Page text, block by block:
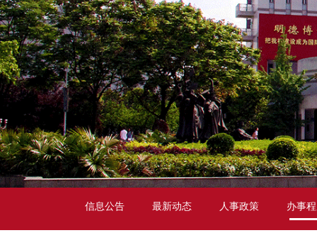
信息公告 最新动态 人事政策 办事